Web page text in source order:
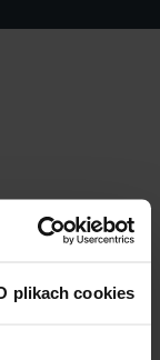
plikach cookies